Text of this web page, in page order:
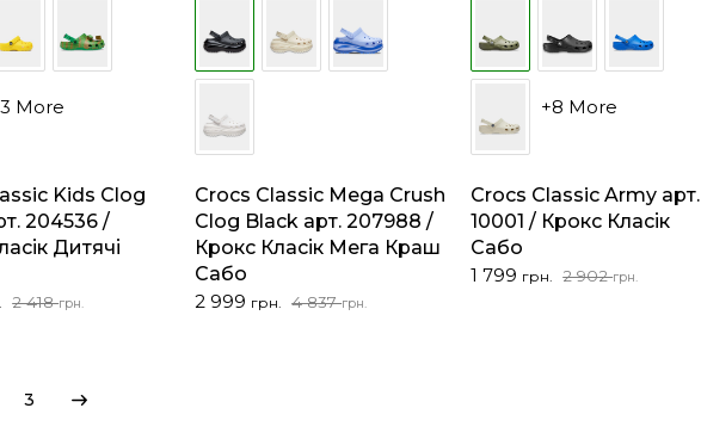
More
Kids Clog
204536 /
Дитячі
2 418грн.
Crocs Classic Mega Crush
Clog Black арт. 207988 /
Крокс Класік Мега Краш
Сабо
4 837грн.
Оригінальна
2 999 грн.
Поточна
+8 More
Crocs Classic Army арт.
10001 / Крокс Класік
Сабо
2 902грн.
Оригінальна
1 799 грн.
Поточна
3